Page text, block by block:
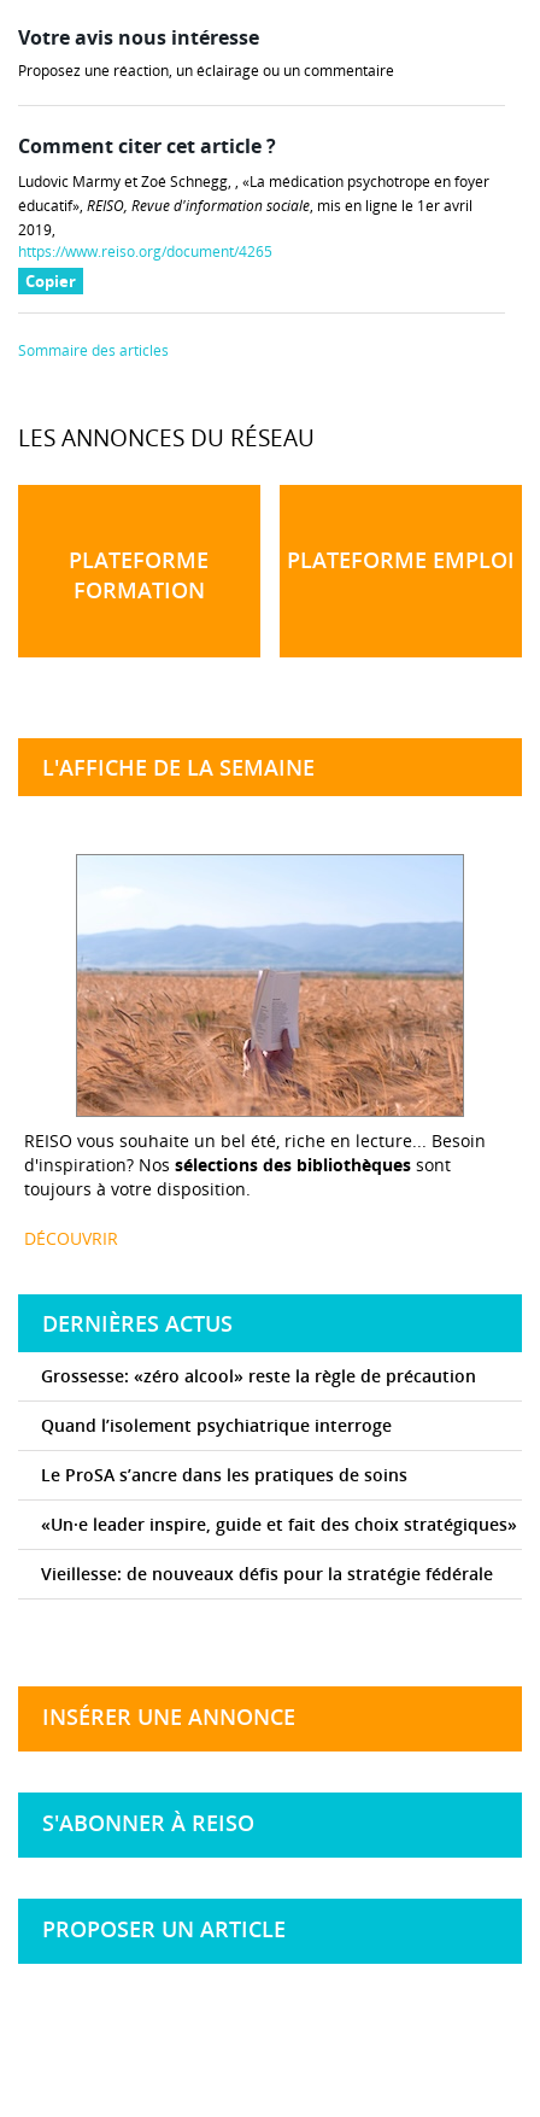
Votre avis nous intéresse
Proposez une réaction, un éclairage ou un commentaire
Comment citer cet article ?
Ludovic Marmy et Zoé Schnegg, , «La médication psychotrope en foyer
éducatif», REISO, Revue d'information sociale, mis en ligne le 1er avril
2019,
https://www.reiso.org/document/4265
Copier
Sommaire des articles
LES ANNONCES DU RÉSEAU
PLATEFORME
FORMATION
PLATEFORME EMPLOI
L'AFFICHE DE LA SEMAINE
REISO vous souhaite un bel été, riche en lecture... Besoin
d'inspiration? Nos sélections des bibliothèques sont
toujours à votre disposition.
DÉCOUVRIR
DERNIÈRES ACTUS
Grossesse: «zéro alcool» reste la règle de précaution
Quand l’isolement psychiatrique interroge
Le ProSA s’ancre dans les pratiques de soins
«Un·e leader inspire, guide et fait des choix stratégiques»
Vieillesse: de nouveaux défis pour la stratégie fédérale
INSÉRER UNE ANNONCE
S'ABONNER À REISO
PROPOSER UN ARTICLE